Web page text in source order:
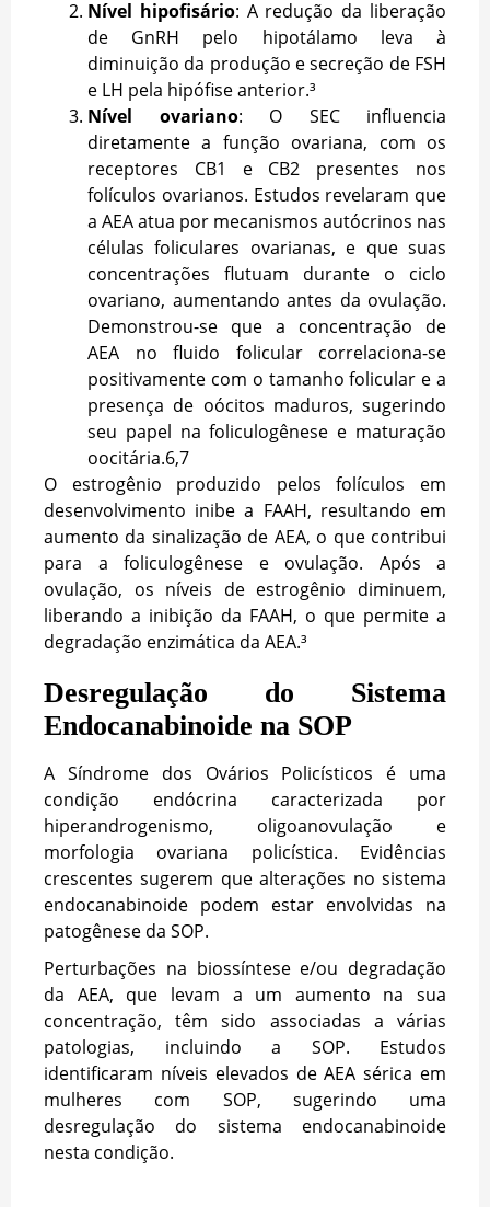
Nível hipofisário: A redução da liberação
de GnRH pelo hipotálamo leva à
diminuição da produção e secreção de FSH
e LH pela hipófise anterior.³
Nível ovariano: O SEC influencia
diretamente a função ovariana, com os
receptores CB1 e CB2 presentes nos
folículos ovarianos. Estudos revelaram que
a AEA atua por mecanismos autócrinos nas
células foliculares ovarianas, e que suas
concentrações flutuam durante o ciclo
ovariano, aumentando antes da ovulação.
Demonstrou-se que a concentração de
AEA no fluido folicular correlaciona-se
positivamente com o tamanho folicular e a
presença de oócitos maduros, sugerindo
seu papel na foliculogênese e maturação
oocitária.6,7
O estrogênio produzido pelos folículos em
desenvolvimento inibe a FAAH, resultando em
aumento da sinalização de AEA, o que contribui
para a foliculogênese e ovulação. Após a
ovulação, os níveis de estrogênio diminuem,
liberando a inibição da FAAH, o que permite a
degradação enzimática da AEA.³
Desregulação do Sistema
Endocanabinoide na SOP
A Síndrome dos Ovários Policísticos é uma
condição endócrina caracterizada por
hiperandrogenismo, oligoanovulação e
morfologia ovariana policística. Evidências
crescentes sugerem que alterações no sistema
endocanabinoide podem estar envolvidas na
patogênese da SOP.
Perturbações na biossíntese e/ou degradação
da AEA, que levam a um aumento na sua
concentração, têm sido associadas a várias
patologias, incluindo a SOP. Estudos
identificaram níveis elevados de AEA sérica em
mulheres com SOP, sugerindo uma
desregulação do sistema endocanabinoide
nesta condição.